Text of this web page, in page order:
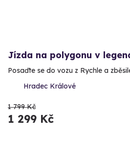
Jízda na polygonu v
Posaďte se do vozu z Rychle a
Hradec Králové
1 799 Kč
1 299 Kč